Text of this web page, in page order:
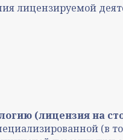
лицензируемой
(лицензия на
(в